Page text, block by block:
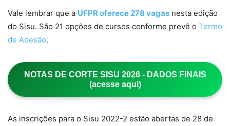
Vale lembrar que a UFPR oferece 278 vagas nesta edição
do Sisu. São 21 opções de cursos conforme prevê o Termo
de Adesão.
NOTAS DE CORTE SISU 2026 - DADOS FINAIS
(acesse aqui)
As inscrições para o Sisu 2022-2 estão abertas de 28 de